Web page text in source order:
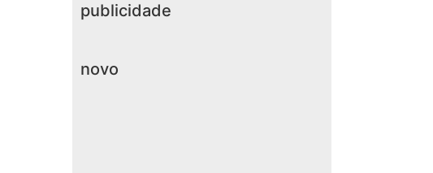
publicidade
novo